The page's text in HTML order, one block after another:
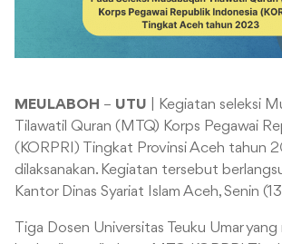
MEULABOH – UTU | Kegiatan seleksi
Tilawatil Quran (MTQ) Korps Pegawai
(KORPRI) Tingkat Provinsi Aceh tahun
dilaksanakan. Kegiatan tersebut
Kantor Dinas Syariat Islam Aceh, Senin
Tiga Dosen Universitas Teuku Umar